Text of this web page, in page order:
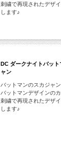
刺繍で再現されたデザ
します♪
DC ダークナイトバッ
ャン
バットマンのスカジャン
バットマンデザインの
刺繍で再現されたデザ
します♪